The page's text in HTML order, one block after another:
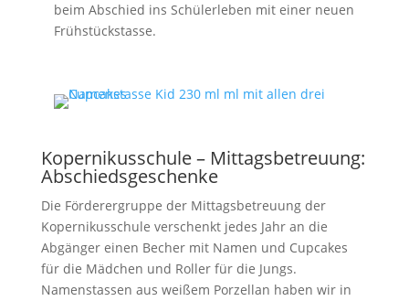
beim Abschied ins Schülerleben mit einer neuen
Frühstückstasse.
Kopernikusschule – Mittagsbetreuung:
Abschiedsgeschenke
Die Förderergruppe der Mittagsbetreuung der
Kopernikusschule verschenkt jedes Jahr an die
Abgänger einen Becher mit Namen und Cupcakes
für die Mädchen und Roller für die Jungs.
Namenstassen aus weißem Porzellan haben wir in